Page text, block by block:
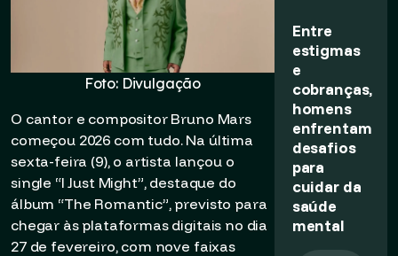
Foto: Divulgação
O cantor e compositor Bruno Mars
começou 2026 com tudo. Na última
sexta-feira (9), o artista lançou o
single “I Just Might”, destaque do
álbum “The Romantic”, previsto para
chegar às plataformas digitais no dia
27 de fevereiro, com nove faixas
Entre
estigmas
e
cobranças,
homens
enfrentam
desafios
para
cuidar da
saúde
mental